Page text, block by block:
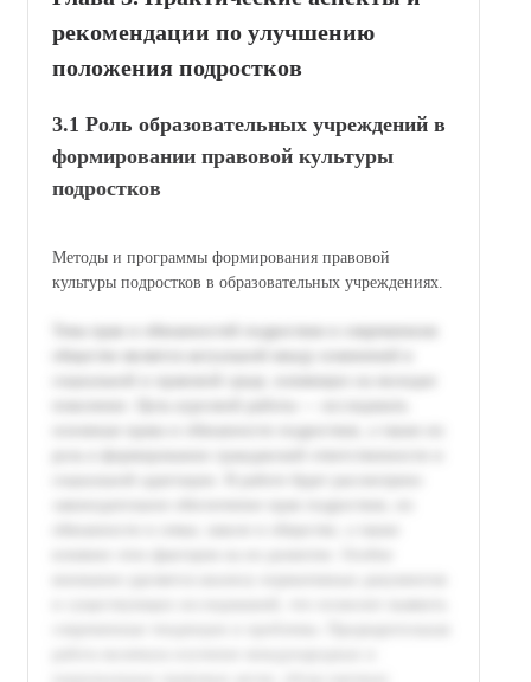
рекомендации по улучшению
положения подростков
3.1 Роль образовательных учреждений в
формировании правовой культуры
подростков
Методы и программы формирования правовой
культуры подростков в образовательных учреждениях.